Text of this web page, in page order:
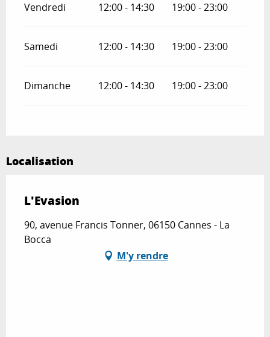
Vendredi 12:00 - 14:30 19:00 - 23:00
Samedi 12:00 - 14:30 19:00 - 23:00
Dimanche 12:00 - 14:30 19:00 - 23:00
Localisation
L'Evasion
90, avenue Francis Tonner, 06150 Cannes - La
Bocca
M'y rendre